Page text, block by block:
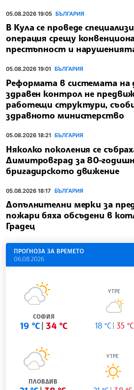
05.08.2026 19:05 БЪЛГАРИЯ
В Кула се проведе
операция срещу
престъпност и
05.08.2026 19:01 БЪЛГАРИЯ
Реформата в системата на
здравен контрол не
работещи структури,
здравното министерство
05.08.2026 18:21 БЪЛГАРИЯ
Няколко поколения се
Димитровград за 80-
бригадирското движение
05.08.2026 18:17 БЪЛГАРИЯ
Допълнителни мерки за
пожари бяха обсъдени в
Градец
ПРОГНОЗА ЗА ВРЕМЕТО
06.08.2026
СОФИЯ
19 °C 34 °C
УТРЕ
18 °C 35 °C
ПЛОВДИВ
УТРЕ